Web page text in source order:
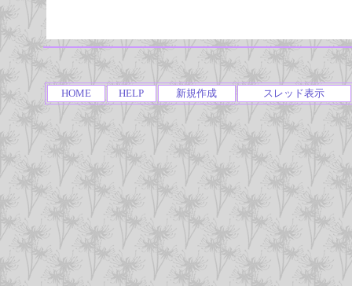
HOME HELP 新規作成 スレッド表示